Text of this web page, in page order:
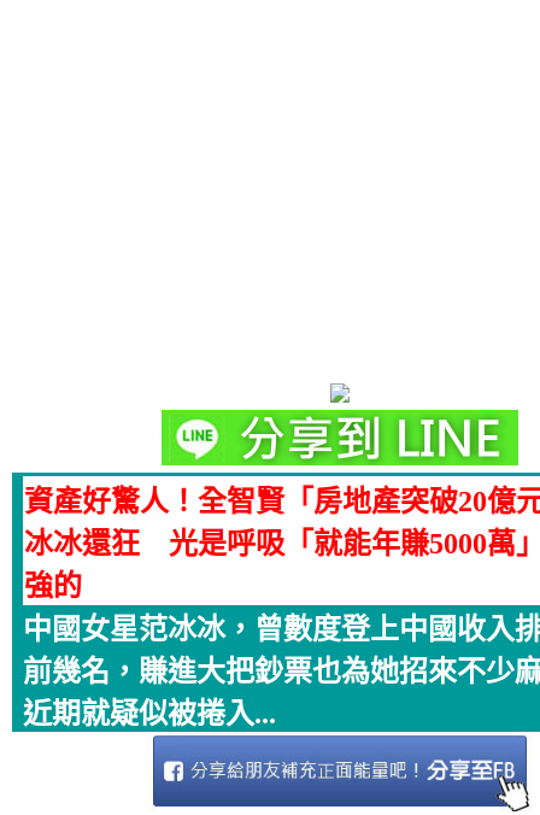
資產好驚人！全智賢「房地產突破20億
冰冰還狂 光是呼吸「就能年賺5000萬
強的
中國女星范冰冰，曾數度登上中國收入
前幾名，賺進大把鈔票也為她招來不少
近期就疑似被捲入...